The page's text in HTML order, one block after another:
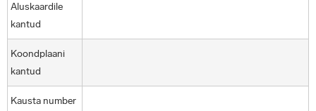
Aluskaardile
kantud
Koondplaani
kantud
Kausta number